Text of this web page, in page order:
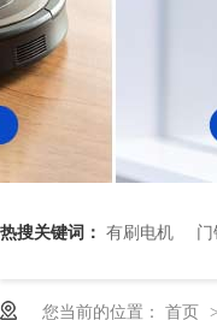
热搜关键词： 有刷电机
您当前的位置： 首页 >